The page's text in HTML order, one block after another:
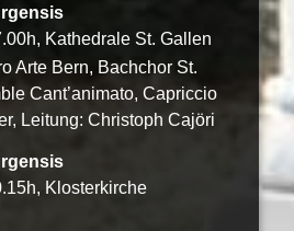
Kathedrale St. Gallen
Arte Bern, Bachchor St.
Cant’animato, Capriccio
Leitung: Christoph Cajöri
Klosterkirche